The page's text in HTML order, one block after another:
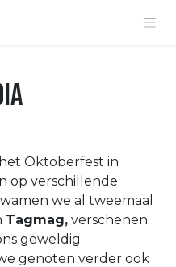
Oktoberfest in
op verschillende
we al tweemaal
Tagmag, verschenen
geweldig
genoten verder ook